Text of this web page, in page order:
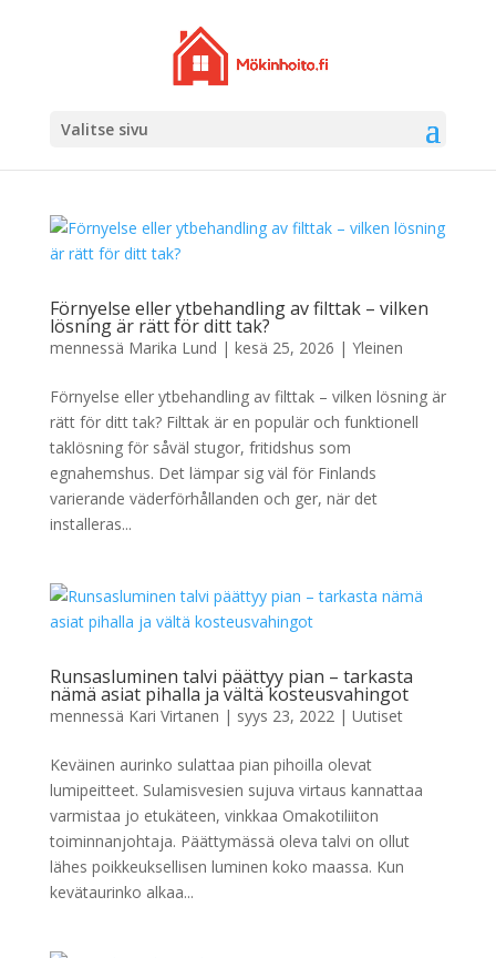
Valitse sivu
Förnyelse eller ytbehandling av filttak – vilken
lösning är rätt för ditt tak?
mennessä Marika Lund | kesä 25, 2026 | Yleinen
Förnyelse eller ytbehandling av filttak – vilken lösning är
rätt för ditt tak? Filttak är en populär och funktionell
taklösning för såväl stugor, fritidshus som
egnahemshus. Det lämpar sig väl för Finlands
varierande väderförhållanden och ger, när det
installeras...
Runsasluminen talvi päättyy pian – tarkasta
nämä asiat pihalla ja vältä kosteusvahingot
mennessä Kari Virtanen | syys 23, 2022| Uutiset
Keväinen aurinko sulattaa pian pihoilla olevat
lumipeitteet. Sulamisvesien sujuva virtaus kannattaa
varmistaa jo etukäteen, vinkkaa Omakotiliiton
toiminnanjohtaja. Päättymässä oleva talvi on ollut
lähes poikkeuksellisen luminen koko maassa. Kun
kevätaurinko alkaa...